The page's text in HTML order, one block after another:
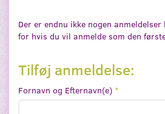
Der er endnu ikke nogen
for hvis du vil anmelde som den
Tilføj anmeldelse:
Fornavn og Efternavn(e)